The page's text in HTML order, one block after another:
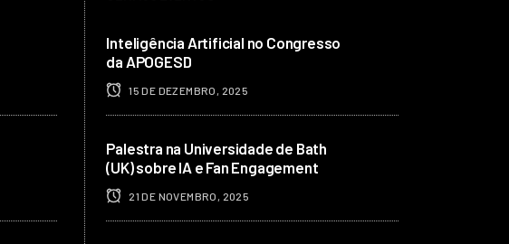
Inteligência Artificial no Congresso
da APOGESD
15 DE DEZEMBRO, 2025
Palestra na Universidade de Bath
(UK) sobre IA e Fan Engagement
21 DE NOVEMBRO, 2025